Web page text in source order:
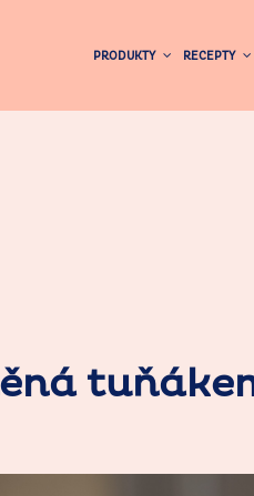
PRODUKTY RECEPTY